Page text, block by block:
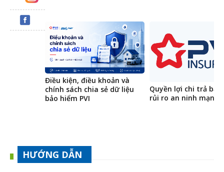
Điều kiện, điều khoản và
chính sách chia sẻ dữ liệu
bảo hiểm PVI
Quyền lợi chi trả
rủi ro an ninh mạng
HƯỚNG DẪN